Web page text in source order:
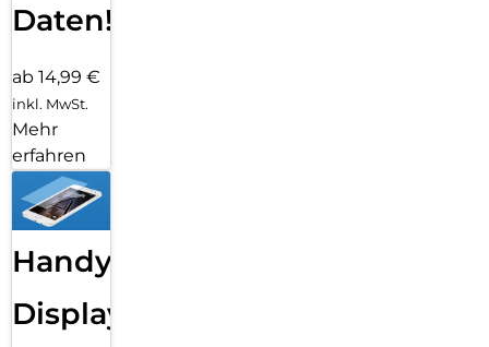
Daten!
ab 14,99 €
inkl. MwSt.
Mehr
erfahren
Handy
Displayfolie